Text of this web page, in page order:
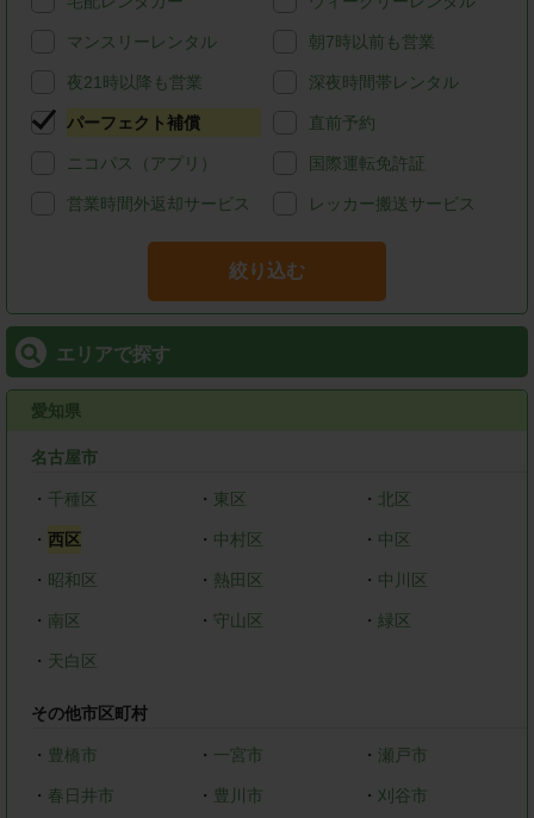
マンスリーレンタル 朝7時以前も営業
夜21時以降も営業 深夜時間帯レンタル
パーフェクト補償 直前予約
ニコパス（アプリ） 国際運転免許証
営業時間外返却サービス レッカー搬送サービス
絞り込む
エリアで探す
愛知県
名古屋市
・ 千種区 ・ 東区 ・ 北区
・ 西区 ・ 中村区 ・ 中区
・ 昭和区 ・ 熱田区 ・ 中川区
・ 南区 ・ 守山区 ・ 緑区
・ 天白区
その他市区町村
・ 豊橋市 ・ 一宮市 ・瀬戸市
・ 春日井市 ・ 豊川市 ・ 刈谷市